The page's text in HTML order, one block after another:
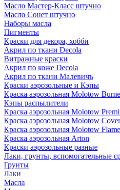
Масло Мастер-Класс штучно
Масло Сонет штучно
Наборы масла
Пигменты
Краски для декора, хобби
Акрил по ткани Decola
Витражные краски
Акрил по коже Decola
Акрил по ткани Малевичъ
Краски аэрозольные и Кэпы
Краска аэрозольная Molotow
Кэпы распылители
Краска аэрозольная Molotow
Краска аэрозольная Molotow
Краска аэрозольная Molotow
Краска аэрозольная Arton
Краски аэрозольные разные
Лаки, грунты, вспомогательные
Грунты
Лаки
Масла